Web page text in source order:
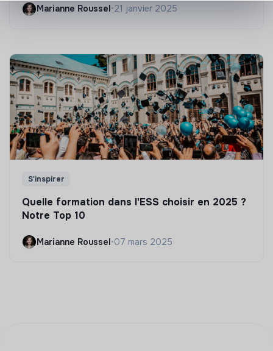
Marianne Roussel•21 janvier 2025
S'inspirer
Quelle formation dans l'ESS choisir en 2025 ?
Notre Top 10
Marianne Roussel•07 mars 2025